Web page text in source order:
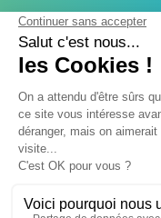
ACTUALITÉS